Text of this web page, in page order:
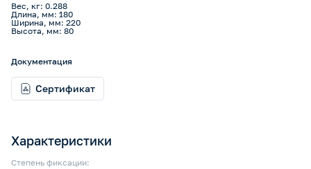
Характеристики
Степень фиксации:
Вес, кг: 0.288
Длина, мм: 180
Ширина, мм: 220
Высота, мм: 80
Документация
Сертификат